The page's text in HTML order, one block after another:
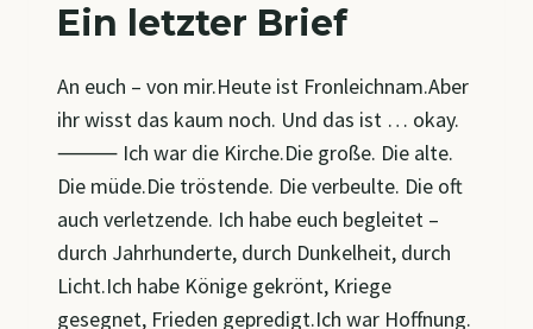
Ein letzter Brief
An euch – von mir.Heute ist Fronleichnam.Aber
ihr wisst das kaum noch. Und das ist … okay.
⸻ Ich war die Kirche.Die große. Die alte.
Die müde.Die tröstende. Die verbeulte. Die oft
auch verletzende. Ich habe euch begleitet –
durch Jahrhunderte, durch Dunkelheit, durch
Licht.Ich habe Könige gekrönt, Kriege
gesegnet, Frieden gepredigt.Ich war Hoffnung.